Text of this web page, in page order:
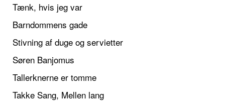
Tænk, hvis jeg var
Barndommens gade
Stivning af duge og servietter
Søren Banjomus
Tallerknerne er tomme
Takke Sang, Mellen lang